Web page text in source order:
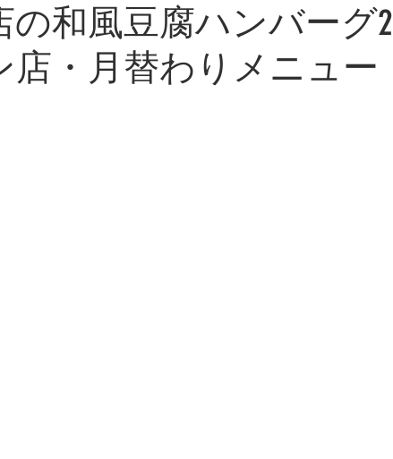
の和風豆腐ハンバーグ2
店・月替わりメニュー